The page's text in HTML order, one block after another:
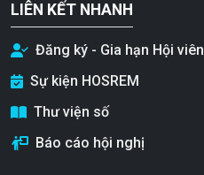
LIÊN KẾT NHANH
Đăng ký - Gia hạn Hội viên
Sự kiện HOSREM
Thư viện số
Báo cáo hội nghị